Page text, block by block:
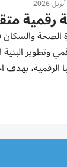
رقمية
الصحة
وتطوير
الرقمية، بهدف